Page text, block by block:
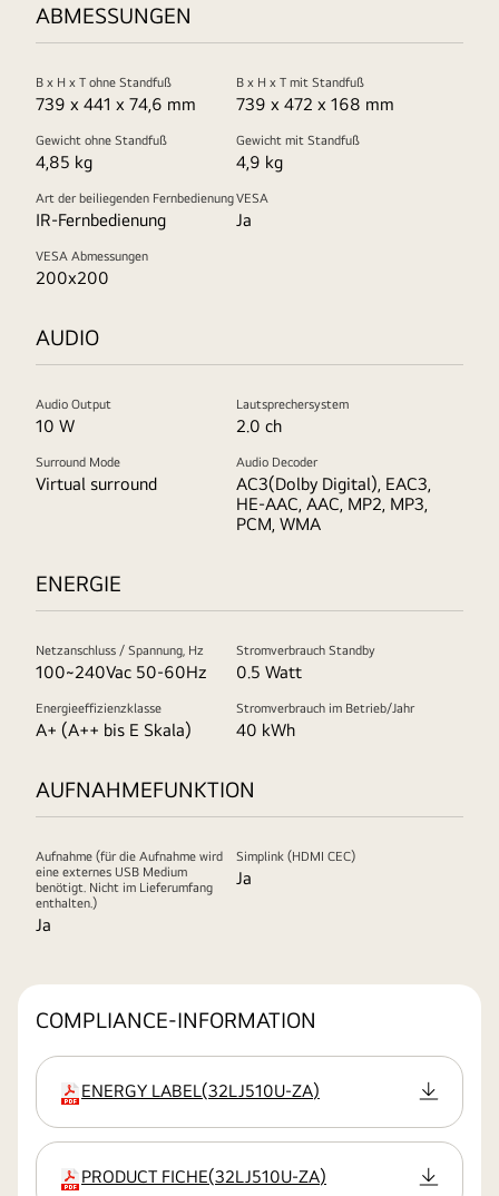
ABMESSUNGEN
B x H x T ohne Standfuß
739 x 441 x 74,6 mm
B x H x T mit Standfuß
739 x 472 x 168 mm
Gewicht ohne Standfuß
4,85 kg
Gewicht mit Standfuß
4,9 kg
Art der beiliegenden Fernbedienung
IR-Fernbedienung
VESA
Ja
VESA Abmessungen
200x200
AUDIO
Audio Output
10 W
Lautsprechersystem
2.0 ch
Surround Mode
Virtual surround
Audio Decoder
AC3(Dolby Digital), EAC3,
HE-AAC, AAC, MP2, MP3,
PCM, WMA
ENERGIE
Netzanschluss / Spannung, Hz
100~240Vac 50-60Hz
Stromverbrauch Standby
0.5 Watt
Energieeffizienzklasse
A+ (A++ bis E Skala)
Stromverbrauch im Betrieb/Jahr
40 kWh
AUFNAHMEFUNKTION
Aufnahme (für die Aufnahme wird
eine externes USB Medium
benötigt. Nicht im Lieferumfang
enthalten.)
Ja
Simplink (HDMI CEC)
Ja
COMPLIANCE-INFORMATION
Erweiterung
ENERGY LABEL(32LJ510U-ZA)
Erweiterung
PRODUCT FICHE(32LJ510U-ZA)